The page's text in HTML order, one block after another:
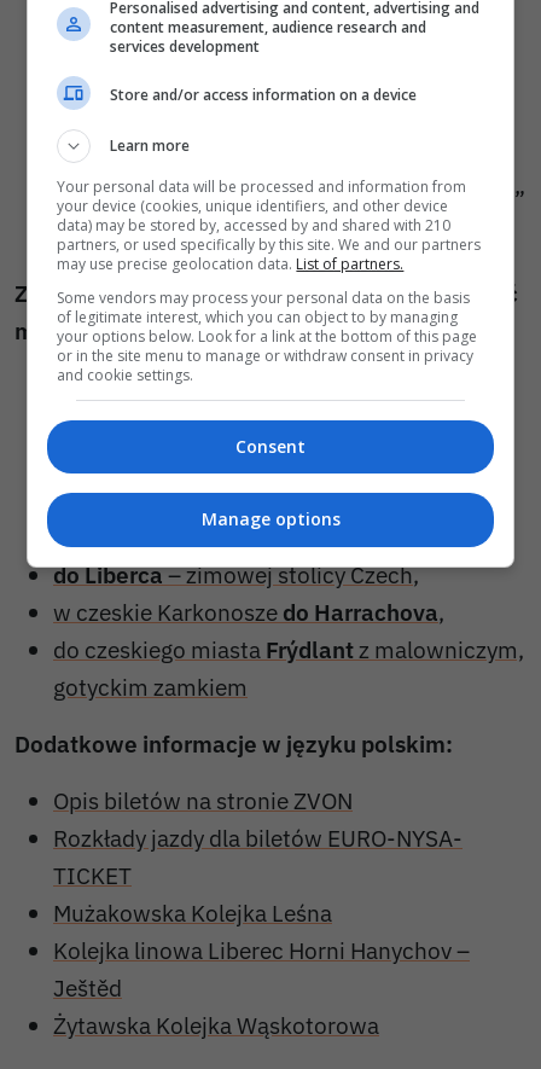
w pociągach kolei wąskotorowej
Waldeisenbahn Muskau (Mużakowska
Kolejka Leśna)Weißwasser – Kromlau / Bad
Muskau,
na kolei linowej
Ještěd (jeden przejazd w relacji „tam/powrót”
za dopłatą 35 CZK za kierunek i osobę).
Z biletem EURO-NYSA-TICKET można dojechać
między innymi(odsyłacze w języku polskim):
do liczącego 1000 lat niemieckiego miasta
Bautzen,
do nadgranicznego niemieckiego miasta
Görlitzz zachowaną średniowieczną
starówką
do Liberca– zimowej stolicy Czech,
w czeskie Karkonosze do Harrachova,
do czeskiego miasta Frýdlantz malowniczym,
gotyckim zamkiem
Dodatkowe informacje w języku polskim:
Opis biletów na stronie ZVON
Rozkłady jazdy dla biletów EURO-NYSA-
TICKET
Mużakowska Kolejka Leśna
Kolejka linowa Liberec Horni Hanychov –
Ještěd
Żytawska Kolejka Wąskotorowa
Personalised advertising and content, advertising and
content measurement, audience research and
services development
Store and/or access information on a device
Learn more
Your personal data will be processed and information from
your device (cookies, unique identifiers, and other device
data) may be stored by, accessed by and shared with 210
partners, or used specifically by this site. We and our partners
may use precise geolocation data. List of partners.
Some vendors may process your personal data on the basis
of legitimate interest, which you can object to by managing
your options below. Look for a link at the bottom of this page
or in the site menu to manage or withdraw consent in privacy
and cookie settings.
Consent
Manage options